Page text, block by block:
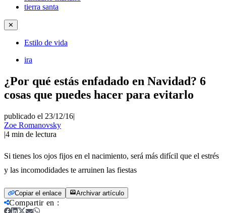
tierra santa
✕
Estilo de vida
ira
¿Por qué estás enfadado en Navidad? 6
cosas que puedes hacer para evitarlo
publicado el 23/12/16|
Zoe Romanovsky
|4 min de lectura
Si tienes los ojos fijos en el nacimiento, será más difícil que el estrés
y las incomodidades te arruinen las fiestas
Copiar el enlace Archivar artículo
Compartir en :